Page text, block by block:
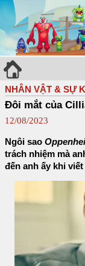
NHÂN VẬT & SỰ
Đôi mắt của
12/08/2023
Ngôi sao
trách nhiệm mà
đến anh ấy khi